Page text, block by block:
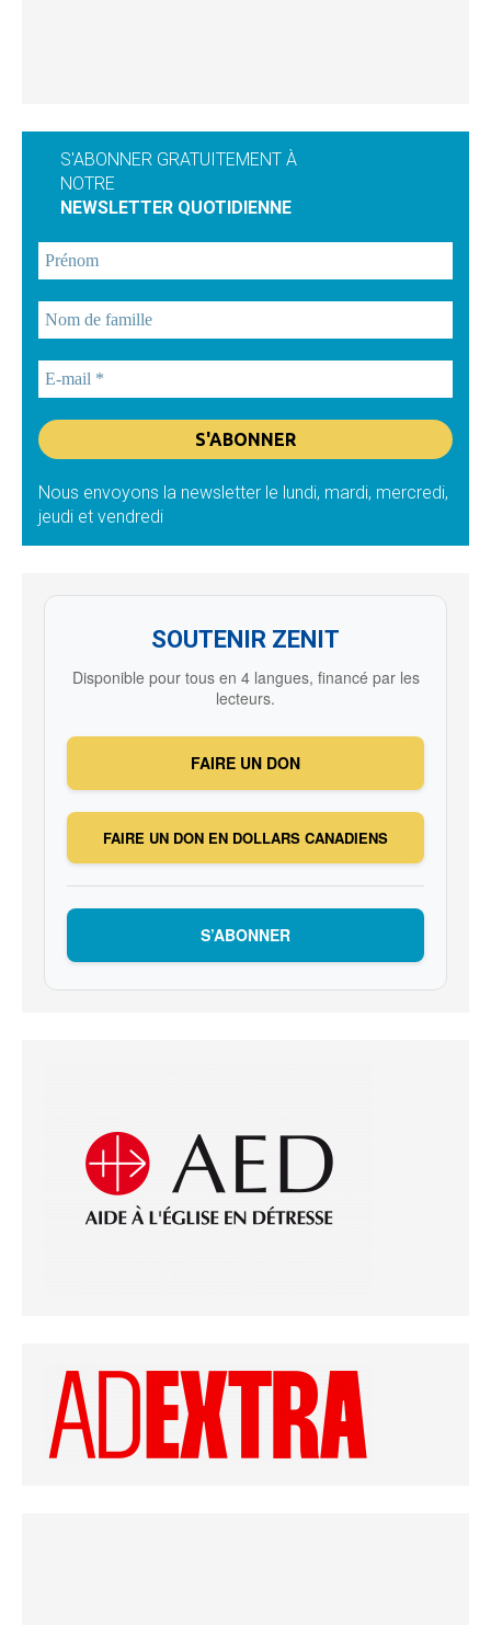
S'ABONNER GRATUITEMENT À
NOTRE
NEWSLETTER QUOTIDIENNE
Nous envoyons la newsletter le lundi, mardi, mercredi,
jeudi et vendredi
SOUTENIR ZENIT
Disponible pour tous en 4 langues, financé par les
lecteurs.
FAIRE UN DON
FAIRE UN DON EN DOLLARS CANADIENS
S’ABONNER